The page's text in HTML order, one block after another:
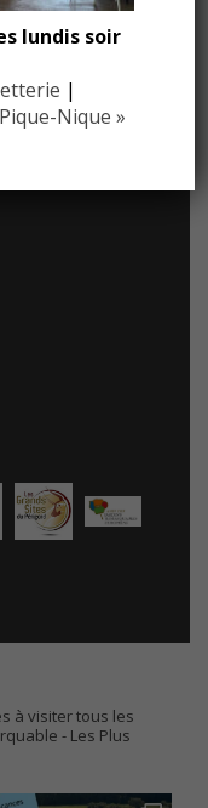
à visiter tous les
- Les Plus
lundis soir
|
Nique »